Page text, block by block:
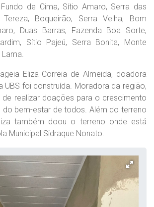
de Cima, Sítio Amaro, Serra das
Boqueirão, Serra Velha, Bom
Duas Barras, Fazenda Boa Sorte,
Sítio Pajeú, Serra Bonita, Monte
Eliza Correia de Almeida, doadora
UBS foi construída. Moradora da região,
de realizar doações para o crescimento
do bem-estar de todos. Além do terreno
também doou o terreno onde está
Municipal Sidraque Nonato.